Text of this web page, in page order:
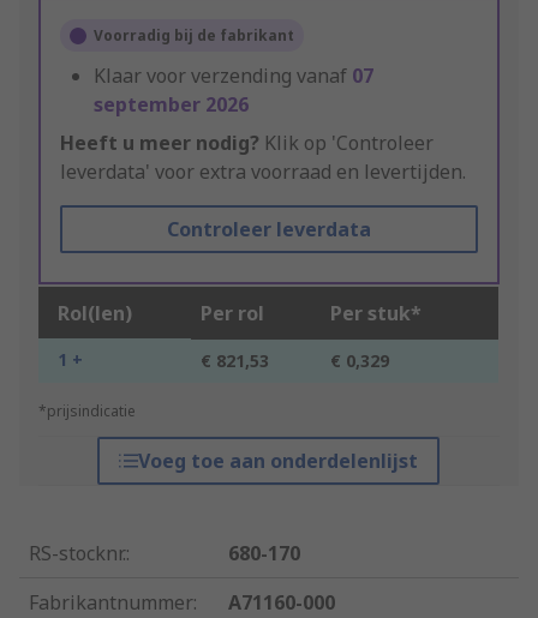
Voorradig bij de fabrikant
Klaar voor verzending vanaf 07
september 2026
Heeft u meer nodig? Klik op 'Controleer
leverdata' voor extra voorraad en levertijden.
Controleer leverdata
Rol(len) Per rol Per stuk*
1 + € 821,53 € 0,329
*prijsindicatie
Voeg toe aan onderdelenlijst
RS-stocknr.:
680-170
Fabrikantnummer:
A71160-000